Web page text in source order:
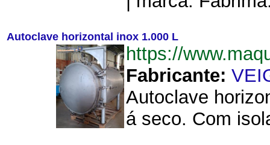
Autoclave horizontal inox 1.000 L
https://
Fabricante:
Autoclave
á seco. Com